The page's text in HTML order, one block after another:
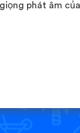
phát âm